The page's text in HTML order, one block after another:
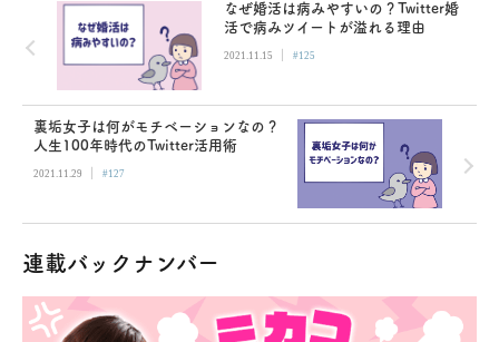
なぜ婚活は病みやすいの？Twitter婚
活で病みツイートが溢れる理由
2021.11.15 | #125
裏垢女子は何がモチベーションなの？
人生100年時代のTwitter活用術
2021.11.29 | #127
連載バックナンバー